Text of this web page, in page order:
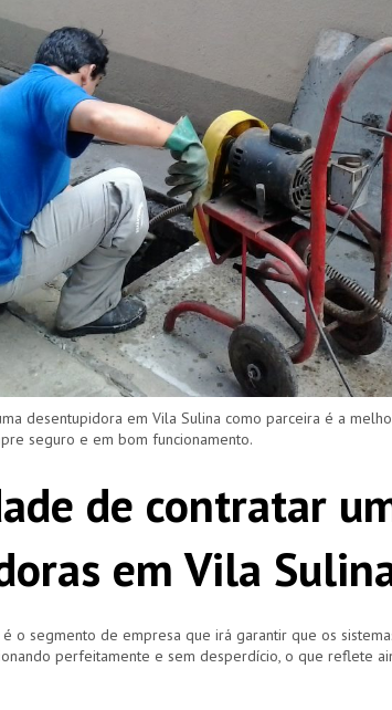
desentupidora em Vila Sulina como parceira é a
seguro e em bom funcionamento.
de contratar
em Vila
o segmento de empresa que irá garantir que os
perfeitamente e sem desperdício, o que reflete